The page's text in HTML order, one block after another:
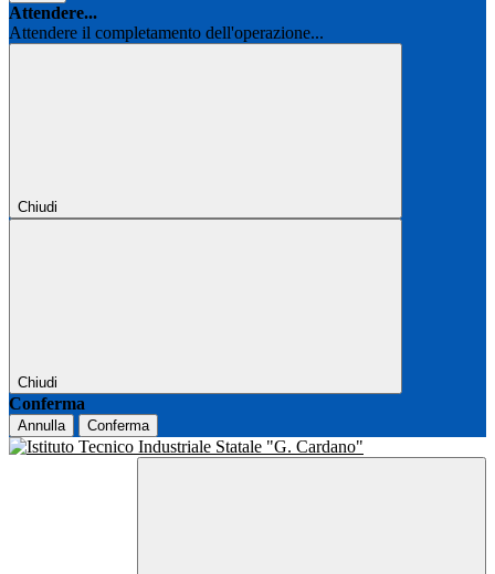
Attendere...
Attendere il completamento dell'operazione...
Chiudi
Chiudi
Conferma
Annulla Conferma